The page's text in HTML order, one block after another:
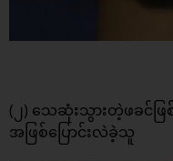
(၂) သေဆုံးသွားတဲ့ဖခင်
အဖြစ်ပြောင်းလဲခဲ့သူ